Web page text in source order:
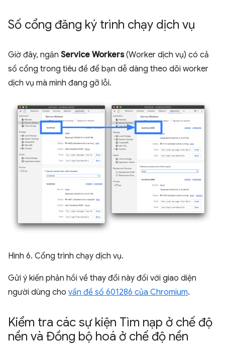
Số cổng đăng ký trình chạy dịch vụ
Giờ đây, ngăn Service Workers(Worker dịch vụ) có cả
số cổng trong tiêu đề để bạn dễ dàng theo dõi worker
dịch vụ mà mình đang gỡ lỗi.
Hình 6. Cổng trình chạy dịch vụ.
Gửi ý kiến phản hồi về thay đổi này đối với giao diện
người dùng cho vấn đề số 601286 của Chromium.
Kiểm tra các sự kiện Tìm nạp ở chế độ
nền và Đồng bộ hoá ở chế độ nền